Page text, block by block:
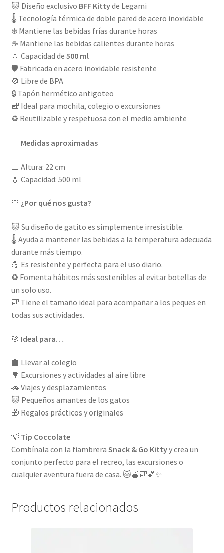
🐱 Diseño exclusivo BFF Kittyde Legami
🌡️ Tecnología térmica de doble pared de acero inoxidable
❄️ Mantiene las bebidas frías durante horas
☕ Mantiene las bebidas calientes durante horas
💧 Capacidad de 500 ml
🛡️ Fabricada en acero inoxidable resistente
🚫 Libre de BPA
🔒 Tapón hermético antigoteo
🎒 Ideal para mochila, colegio o excursiones
♻️ Reutilizable y respetuosa con el medio ambiente
📏 Medidas aproximadas
📐 Altura: 22 cm
💧 Capacidad: 500 ml
💛 ¿Por qué nos gusta?
🐱 Su diseño de gatito es simplemente irresistible.
🌡️ Ayuda a mantener las bebidas a la temperatura adecuada
durante más tiempo.
💪 Es resistente y perfecta para el uso diario.
♻️ Fomenta hábitos más sostenibles al evitar botellas de
un solo uso.
🎒 Tiene el tamaño ideal para acompañar a los peques en
todas sus actividades.
🎯 Ideal para…
🏫 Llevar al colegio
🌳 Excursiones y actividades al aire libre
🚗 Viajes y desplazamientos
🐱 Pequeños amantes de los gatos
🎁 Regalos prácticos y originales
💡 Tip Coccolate
Combínala con la fiambrera Snack & Go Kittyy crea un
conjunto perfecto para el recreo, las excursiones o
cualquier aventura fuera de casa. 🐱🍎🎒💕✨
Productos relacionados